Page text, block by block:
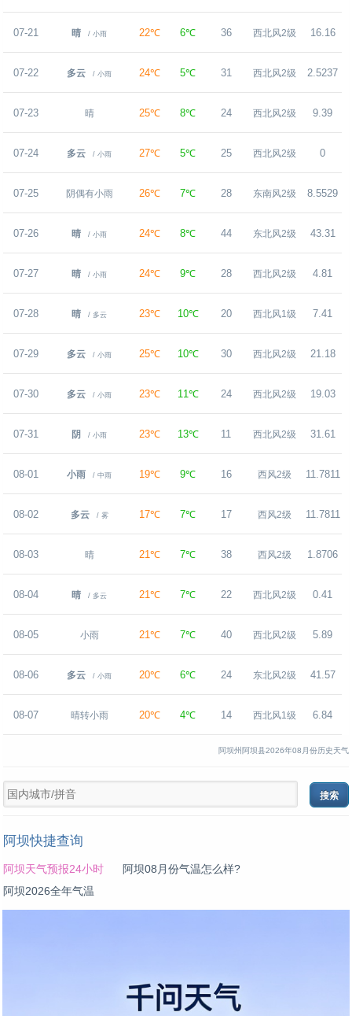
07-21 晴 / 小雨 22℃ 6℃ 36 西北风2级 16.16
07-22 多云 / 小雨 24℃ 5℃ 31 西北风2级 2.5237
07-23 晴 25℃ 8℃ 24 西北风2级 9.39
07-24 多云 / 小雨 27℃ 5℃ 25 西北风2级 0
07-25 阴偶有小雨 26℃ 7℃ 28 东南风2级 8.5529
07-26 晴 / 小雨 24℃ 8℃ 44 东北风2级 43.31
07-27 晴 / 小雨 24℃ 9℃ 28 西北风2级 4.81
07-28 晴 / 多云 23℃ 10℃ 20 西北风1级 7.41
07-29 多云 / 小雨 25℃ 10℃ 30 西北风2级 21.18
07-30 多云 / 小雨 23℃ 11℃ 24 西北风2级 19.03
07-31 阴 / 小雨 23℃ 13℃ 11 西北风2级 31.61
08-01 小雨 / 中雨 19℃ 9℃ 16 西风2级 11.7811
08-02 多云 / 雾 17℃ 7℃ 17 西风2级 11.7811
08-03 晴 21℃ 7℃ 38 西风2级 1.8706
08-04 晴 / 多云 21℃ 7℃ 22 西北风2级 0.41
08-05 小雨 21℃ 7℃ 40 西北风2级 5.89
08-06 多云 / 小雨 20℃ 6℃ 24 东北风2级 41.57
08-07 晴转小雨 20℃ 4℃ 14 西北风1级 6.84
阿坝州阿坝县2026年08月份历史天气
阿坝快捷查询
阿坝天气预报24小时
阿坝08月份气温怎么样?
阿坝2026全年气温